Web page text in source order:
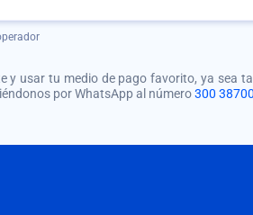
y usar tu medio de pago favorito, ya
por WhatsApp al número300